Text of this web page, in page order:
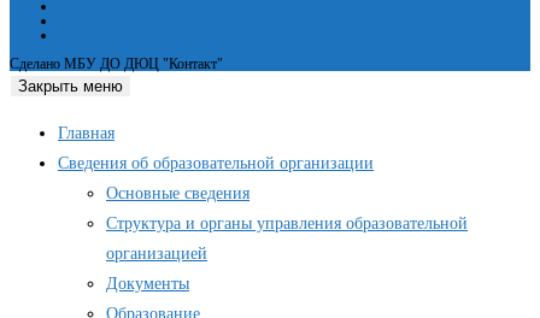
Сделано МБУ ДО ДЮЦ "Контакт"
Закрыть меню
Главная
Сведения об образовательной организации
Основные сведения
Структура и органы управления образовательной
организацией
Документы
Образование